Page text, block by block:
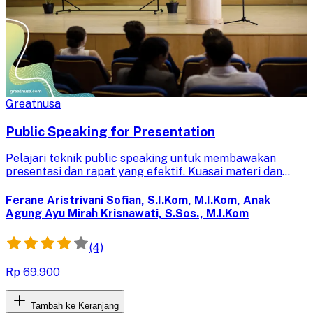
Greatnusa
Public Speaking for Presentation
Pelajari teknik public speaking untuk membawakan
presentasi dan rapat yang efektif. Kuasai materi dan
lebih terkesan.
Ferane Aristrivani Sofian, S.I.Kom, M.I.Kom, Anak
Agung Ayu Mirah Krisnawati, S.Sos., M.I.Kom
(4)
Rp 69.900
Tambah ke Keranjang